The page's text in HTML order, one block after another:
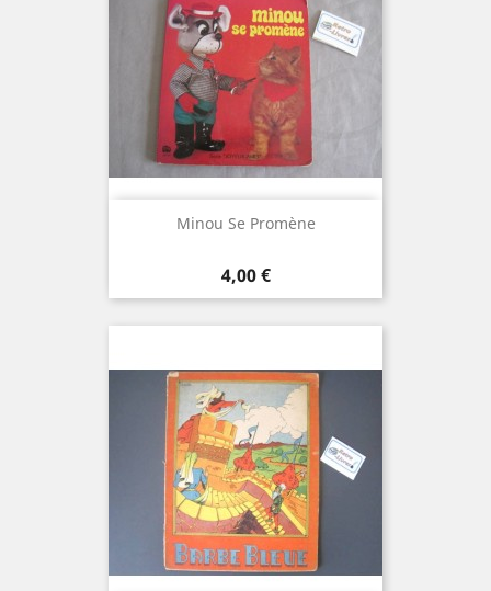
Minou Se Promène
Prix
4,00 €